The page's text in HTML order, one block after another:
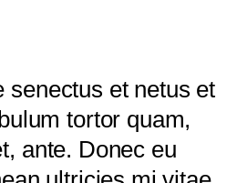
senectus et netus et
tortor quam,
ante. Donec eu